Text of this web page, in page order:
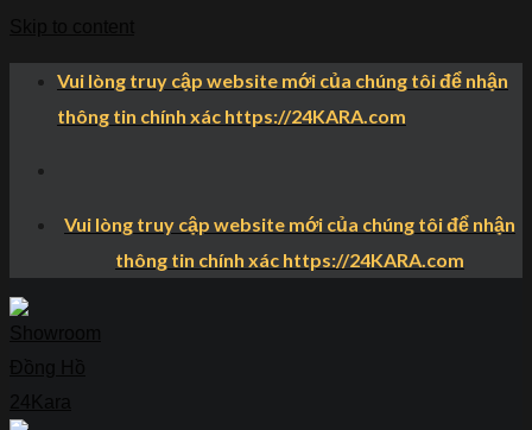
Vui lòng truy cập website mới của chúng tôi để nhận
thông tin chính xác https://24KARA.com
Vui lòng truy cập website mới của chúng tôi để nhận
thông tin chính xác https://24KARA.com